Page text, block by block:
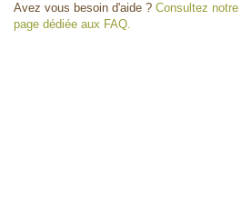
Avez vous besoin d'aide ? Consultez notre
page dédiée aux FAQ.